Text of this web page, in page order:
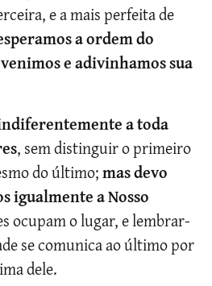
e a mais perfeita de
a ordem do
e adivinhamos sua
a toda
, sem distinguir o primeiro
do último;mas devo
igualmente a Nosso
ocupam o lugar, e lembrar-
se comunica ao último por
dele.